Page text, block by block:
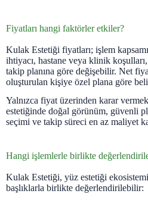
Fiyatları hangi faktörler etkiler?
Kulak Estetiği fiyatları; işlem
ihtiyacı, hastane veya klinik
takip planına göre değişebilir. Net
oluşturulan kişiye özel plana göre
Yalnızca fiyat üzerinden karar
estetiğinde doğal görünüm, güvenli
seçimi ve takip süreci en az maliyet
Hangi işlemlerle birlikte
Kulak Estetiği, yüz estetiği
başlıklarla birlikte değerlendirilebilir: